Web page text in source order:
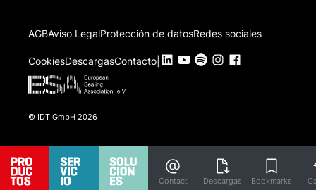
AGBAviso LegalProtección de datosRedes sociales
CookiesDescargasContacto
© IDT GmbH 2026
Contact Descargas Bookmarks